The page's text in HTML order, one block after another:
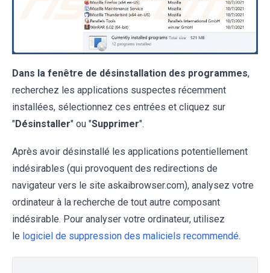
Dans la fenêtre de désinstallation des programmes,
recherchez les applications suspectes récemment
installées, sélectionnez ces entrées et cliquez sur
"Désinstaller" ou "Supprimer".
Après avoir désinstallé les applications potentiellement
indésirables (qui provoquent des redirections de
navigateur vers le site askaibrowser.com), analysez votre
ordinateur à la recherche de tout autre composant
indésirable. Pour analyser votre ordinateur, utilisez
le logiciel de suppression des maliciels recommendé.